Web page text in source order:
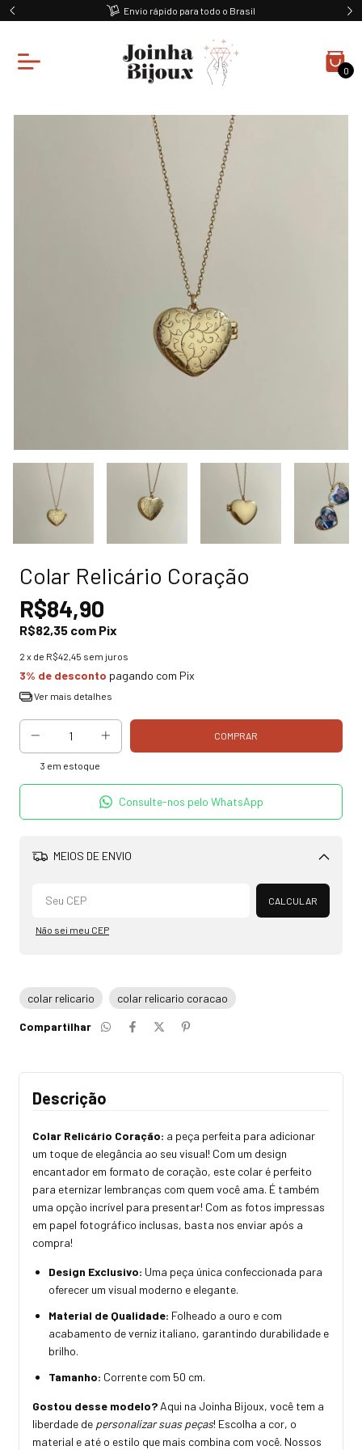
Envio rápido para todo o Brasil
0
Colar Relicário Coração
R$84,90
R$82,35 com Pix
2 x de R$42,45 sem juros
3% de desconto pagando com Pix
Ver mais detalhes
3 em estoque
Consulte-nos pelo WhatsApp
MEIOS DE ENVIO
Alterar CEP
CALCULAR
Não sei meu CEP
colar relicario colar relicario coracao
Compartilhar
Descrição
Colar Relicário Coração: a peça perfeita para adicionar
um toque de elegância ao seu visual! Com um design
encantador em formato de coração, este colar é perfeito
para eternizar lembranças com quem você ama. É também
uma opção incrível para presentar! Com as fotos impressas
em papel fotográfico inclusas, basta nos enviar após a
compra!
Design Exclusivo: Uma peça única confeccionada para
oferecer um visual moderno e elegante.
Material de Qualidade: Folheado a ouro e com
acabamento de verniz italiano, garantindo durabilidade e
brilho.
Tamanho: Corrente com 50 cm.
Gostou desse modelo? Aqui na Joinha Bijoux, você tem a
liberdade de personalizar suas peças! Escolha a cor, o
material e até o estilo que mais combina com você. Nossos